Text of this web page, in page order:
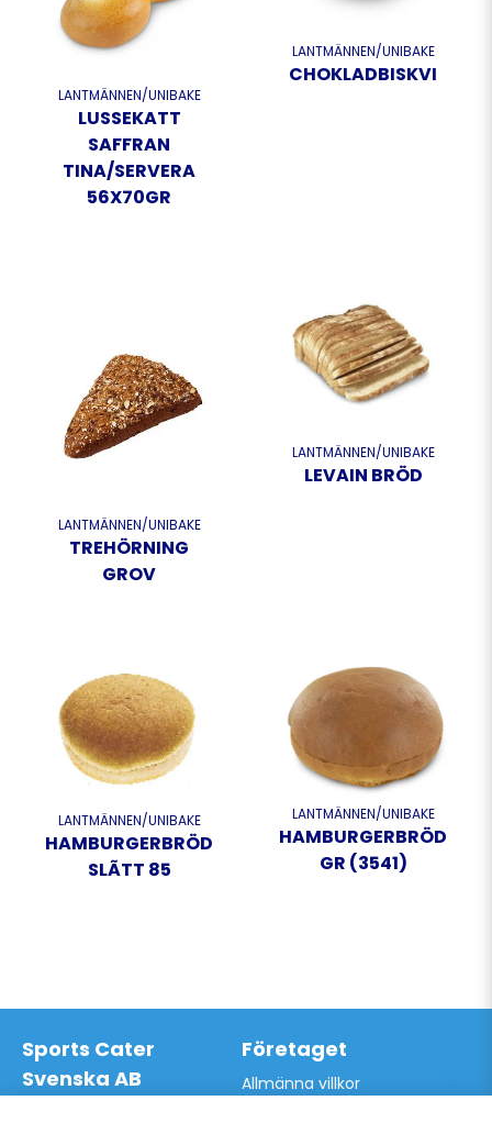
LANTMÄNNEN/UNIBAKE
LUSSEKATT
SAFFRAN
TINA/SERVERA
56X70GR
LANTMÄNNEN/UNIBAKE
CHOKLADBISKVI
LANTMÄNNEN/UNIBAKE
TREHÖRNING
GROV
LANTMÄNNEN/UNIBAKE
LEVAIN BRÖD
LANTMÄNNEN/UNIBAKE
HAMBURGERBRÖD
SLÃTT 85
LANTMÄNNEN/UNIBAKE
GR (3541)
Sports Cater
Svenska AB
Företaget
Allmänna villkor